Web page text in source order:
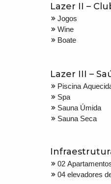
Lazer II –
Jogos
Wine
Boate
Lazer III –
Piscina
Spa
Sauna Úmida
Sauna Seca
02
04 elevadores